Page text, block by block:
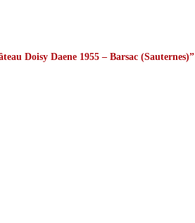
Doisy Daene 1955 – Barsac (Sauternes)”